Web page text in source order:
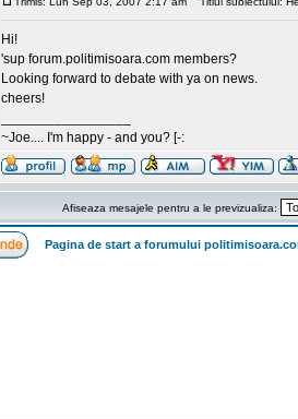
Hi!
'sup forum.politimisoara.com members?
Looking forward to debate with ya on news.
cheers!
~Joe.... I'm happy - and you? [-:
Afiseaza mesajele pentru a le previzualiza:
Pagina de start a forumului